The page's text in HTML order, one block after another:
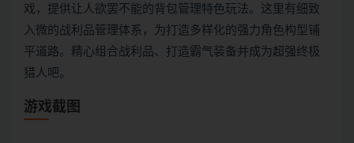
戏，提供让人欲罢不能的背包管理特色玩法。这里有细致
入微的战利品管理体系，为打造多样化的强力角色构型铺
平道路。精心组合战利品、打造霸气装备并成为超强终极
猎人吧。
游戏截图